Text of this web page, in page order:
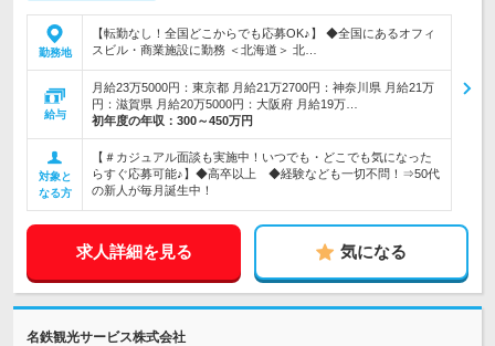
勤務地
【転勤なし！全国どこからでも応募OK♪】 ◆全国にあるオフィ
スビル・商業施設に勤務 ＜北海道＞ 北…
給与
月給23万5000円：東京都 月給21万2700円：神奈川県 月給21万
円：滋賀県 月給20万5000円：大阪府 月給19万…
初年度の年収： 300～450万円
対象と
なる方
【＃カジュアル面談も実施中！いつでも・どこでも気になった
らすぐ応募可能♪】◆高卒以上 ◆経験なども一切不問！⇒50代
の新人が毎月誕生中！
求人詳細を見る 気になる
名鉄観光サービス株式会社